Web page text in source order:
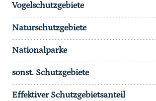
Vogelschutzgebiete
Naturschutzgebiete
Nationalparke
sonst. Schutzgebiete
Effektiver Schutzgebietsanteil